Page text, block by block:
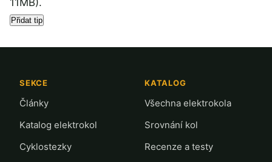
11MB).
SEKCE
Články
Katalog elektrokol
Cyklostezky
KATALOG
Všechna elektrokola
Srovnání kol
Recenze a testy